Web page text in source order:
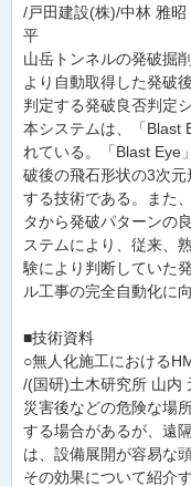
/戸田建設(株)/中林 雅
平
山岳トンネルの発破掘
より自動取得した発破
判定する発破良否判定
本システムは、「Blast
れている。「Blast Eye
破後の飛石形状の3次
する技術である。また
タから発破パターンの
ステムにより、従来、
験により判断していた
ル工事の完全自動化に
■技術資料
○無人化施工における
/(国研)土木研究所 山内
災害後などの危険な場
する場合があるが、遠
は、設備展開が容易な
その効果について紹介す